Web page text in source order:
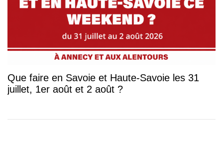
Que faire en Savoie et Haute-Savoie les 31
juillet, 1er août et 2 août ?